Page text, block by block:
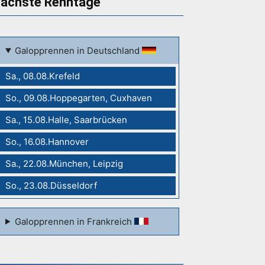
Galopprennen in Deutschland
Sa., 08.08.Krefeld
So., 09.08.Hoppegarten, Cuxhaven
Sa., 15.08.Halle, Saarbrücken
So., 16.08.Hannover
Sa., 22.08.München, Leipzig
So., 23.08.Düsseldorf
Galopprennen in Frankreich